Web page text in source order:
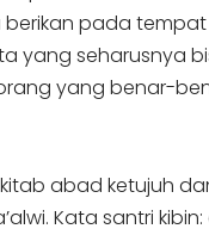
pada
yang seharusnya
yang benar-
abad ketujuh
Kata santri